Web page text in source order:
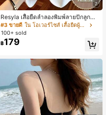
7
Resyla เสื้อยืดลำลองพิมพ์ลายปักลูกปัด
รูปโบว์ขนาดใหญ่สำหรับผู้หญิง
#3 ขายดี
ใน โอเวอร์ไซส์ เสื้อยืดผู้หญิง
100+ sold
฿179